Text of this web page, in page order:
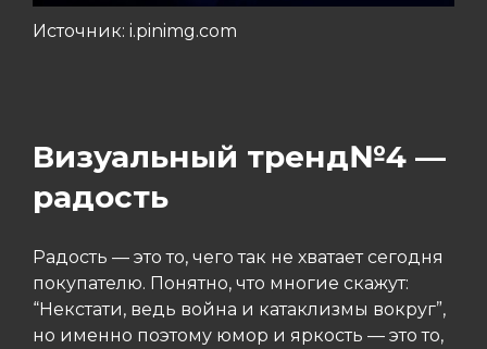
Источник: i.pinimg.com
Визуальный тренд№4 —
радость
Радость — это то, чего так не хватает сегодня
покупателю. Понятно, что многие скажут:
“Некстати, ведь война и катаклизмы вокруг”,
но именно поэтому юмор и яркость — это то,